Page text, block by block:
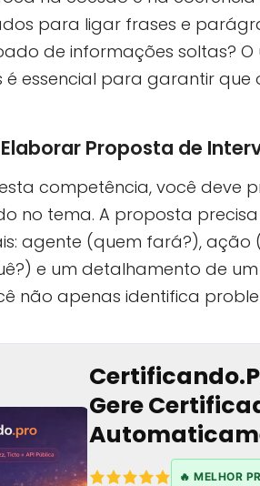
para ligar frases e
de informações soltas?
é essencial para garantir
Proposta de
competência, você
no tema. A proposta precisa
agente (quem fará?),
e um detalhamento de
não apenas identifica
Gere
🔥 MELHOR